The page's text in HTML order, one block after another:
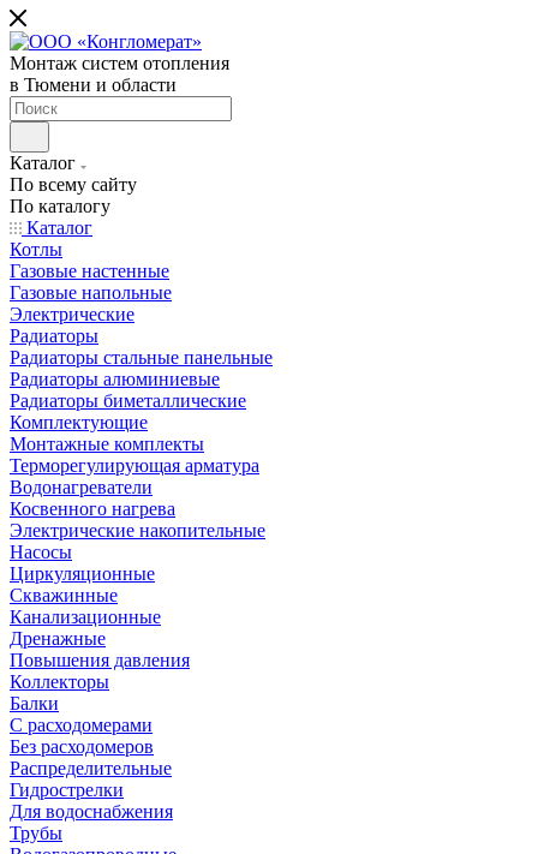
Монтаж систем отопления
в Тюмени и области
Каталог
По всему сайту
По каталогу
Каталог
Котлы
Газовые настенные
Газовые напольные
Электрические
Радиаторы
Радиаторы стальные панельные
Радиаторы алюминиевые
Радиаторы биметаллические
Комплектующие
Монтажные комплекты
Терморегулирующая арматура
Водонагреватели
Косвенного нагрева
Электрические накопительные
Насосы
Циркуляционные
Скважинные
Канализационные
Дренажные
Повышения давления
Коллекторы
Балки
С расходомерами
Без расходомеров
Распределительные
Гидрострелки
Для водоснабжения
Трубы